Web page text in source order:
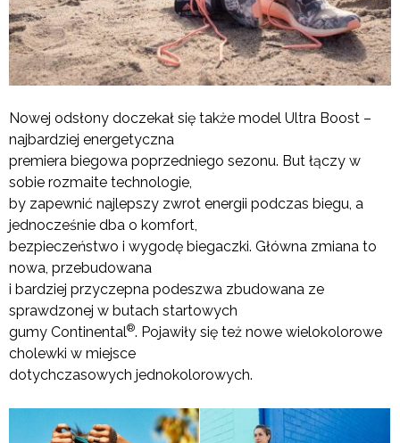
Nowej odsłony doczekał się także model Ultra Boost –
najbardziej energetyczna
premiera biegowa poprzedniego sezonu. But łączy w
sobie rozmaite technologie,
by zapewnić najlepszy zwrot energii podczas biegu, a
jednocześnie dba o komfort,
bezpieczeństwo i wygodę biegaczki. Główna zmiana to
nowa, przebudowana
i bardziej przyczepna podeszwa zbudowana ze
sprawdzonej w butach startowych
gumy Continental®. Pojawiły się też nowe wielokolorowe
cholewki w miejsce
dotychczasowych jednokolorowych.